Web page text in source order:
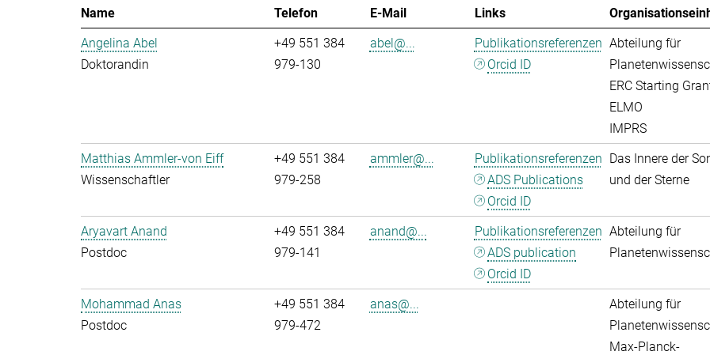
Name Telefon E-Mail Links
Angelina Abel
Doktorandin
+49 551 384
979-130
abel@...
Publikationsreferenzen
Orcid ID
Abteilung für
ERC Starting
ELMO
IMPRS
Matthias Ammler-von Eiff
Wissenschaftler
+49 551 384
979-258
ammler@...
Publikationsreferenzen
ADS Publications
Orcid ID
Das Innere der
und der Sterne
Aryavart Anand
Postdoc
+49 551 384
979-141
anand@...
Publikationsreferenzen
ADS publication
Orcid ID
Abteilung für
Mohammad Anas
Postdoc
+49 551 384
979-472
anas@...
Abteilung für
Max-Planck-